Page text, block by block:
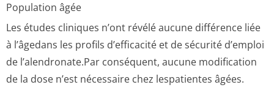
Population âgée
Les études cliniques n’ont révélé aucune différence liée
à l’âgedans les profils d’efficacité et de sécurité d’emploi
de l’alendronate.Par conséquent, aucune modification
de la dose n’est nécessaire chez lespatientes âgées.